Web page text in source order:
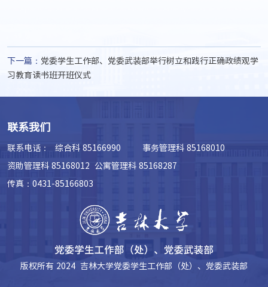
下一篇： 党委学生工作部、党委武装部举行树立和践行正确政绩观学
习教育读书班开班仪式
联系我们
联系电话：
综合科 85166990 事务管理科 85168010
资助管理科 85168012 公寓管理科 85168287
传真：0431-85166803
版权所有 2024 吉林大学党委学生工作部（处）、党委武装部